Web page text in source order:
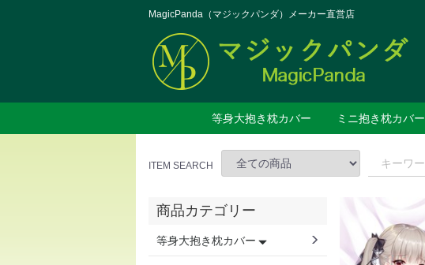
MagicPanda（マジックパンダ）メーカー直営店
ITEM SEARCH
等身大抱き枕カバー
第1季作品
第2季作品
第3季作品
第4季作品
第5季作品
第6季作品
第7季作品
ミニ抱き枕カバー
商品カテゴリー
等身大抱き枕カバー